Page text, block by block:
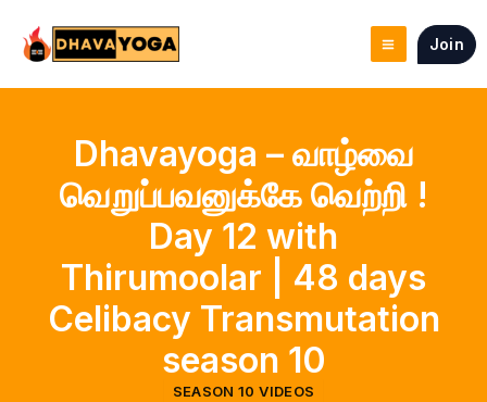
content
Join
Dhavayoga – வாழ்வை
வெறுப்பவனுக்கே வெற்றி !
Day 12 with
Thirumoolar | 48 days
Celibacy Transmutation
season 10
SEASON 10 VIDEOS